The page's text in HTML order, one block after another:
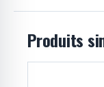
Produits